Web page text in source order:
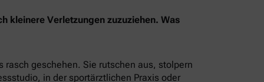
kleinere Verletzungen zuzuziehen. Was
geschehen. Sie rutschen aus, stolpern
in der sportärztlichen Praxis oder